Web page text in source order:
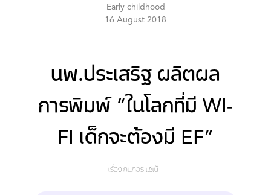
Early childhood
16 August 2018
นพ.ประเสริฐ ผลิตผล
การพิมพ์ “ในโลกที่มี WI-
FI เด็กจะต้องมี EF”
เรื่อง กนกอร แซ่เบ๊